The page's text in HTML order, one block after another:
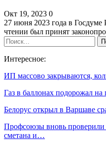
Окт 19, 2023 0
27 июня 2023 года в Госдуме
чтении был принят
Интересное:
ИП массово закрываются,
Газ в баллонах подорожал на
Белорус открыл в Варшаве
Профсоюзы вновь
сметана и…